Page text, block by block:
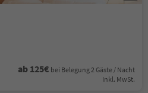
ab 125€ bei Belegung 2 Gäste / Nacht
Inkl. MwSt.